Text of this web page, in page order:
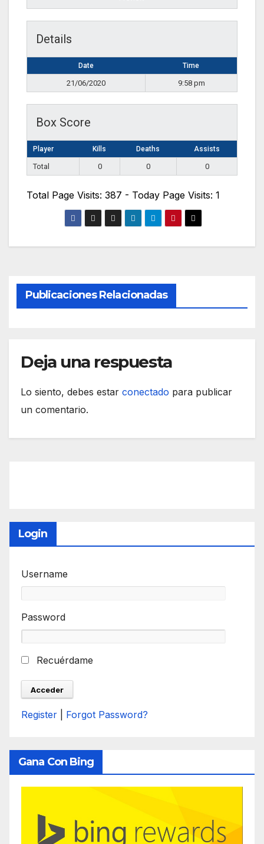
Details
Date Time
21/06/2020 9:58 pm
Box Score
Player Kills Deaths Assists
Total 0 0 0
Total Page Visits: 387 - Today Page Visits: 1
Publicaciones Relacionadas
Deja una respuesta
Lo siento, debes estar conectado para publicar
un comentario.
Login
Username
Password
Recuérdame
Register Forgot Password?
Gana Con Bing